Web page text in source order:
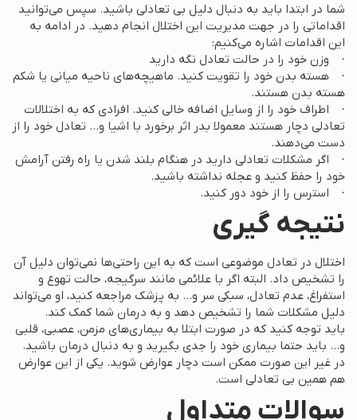
شما در ابتدا باید به دنبال دلیل بی تعادلی باشید. سپس می‌توانید
اقداماتی را در جهت مدیریت این اختلال انجام دهید. در ادامه به
این اقدامات اشاره می‌کنیم:
· وزن خود را در حالت تعادل نگه دارید
· هسته بدن خود را تقویت کنید. ماهیچه‌های ناحیه میانی یا شکم
هسته بدن هستند.
· اطراف خود را از وسایل اضافه خالی کنید. افرادی که به اختلالات
تعادلی دچار هستند معمولا بدر اثر برخورد با اشیا و… تعادل خود را از
دست می‌دهند.
· اگر مشکلات تعادلی دارید در هنگام بلند شدن یا راه رفتن آرامش
خود را حفظ کنید و عجله نداشته باشید.
· استرس را از خود دور کنید.
نتیجه گیری
اختلال در تعادل موضوعی است که به این راحتی‌ها نمی‌توان دلیل آن
را تشخیص داد. البته اگر با علائمی مانند سرگیجه، حالت تهوع و
استفراغ، عدم تعادل، سبکی سر و… به پزشک مراجعه کنید، او می‌تواند
دلیل مشکلات شما را تشخیص دهد و به درمان شما کمک کند.
باید توجه کنید که در صورت ابتلا به بیماری‌های مزمن، عصبی، قلبی
و… باید حتما بیماری خود را جدی بگیرید و به دنبال درمان باشید.
در غیر این صورت ممکن است دچار عوارض شوید. یکی از این عوارض
هم همین بی تعادلی است.
سوالات متداول